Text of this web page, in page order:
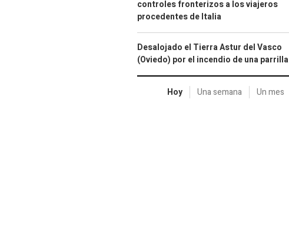
controles fronterizos a los viajeros
procedentes de Italia
Desalojado el Tierra Astur del Vasco
(Oviedo) por el incendio de una parrilla
Hoy Una semana Un mes